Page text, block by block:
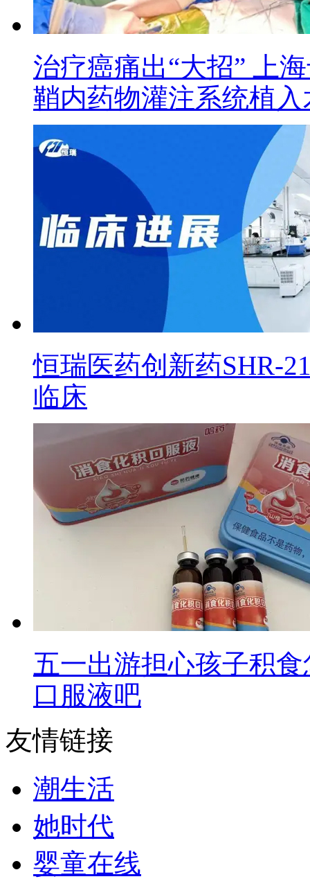
治疗癌痛出“大招” 上
鞘内药物灌注系统植入
恒瑞医药创新药SHR-
临床
五一出游担心孩子积
口服液吧
友情链接
潮生活
她时代
婴童在线